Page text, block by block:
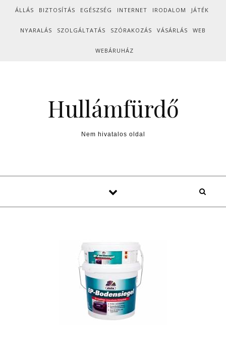
Skip to content
ÁLLÁS BIZTOSÍTÁS EGÉSZSÉG INTERNET IRODALOM JÁTÉK
NYARALÁS SZOLGÁLTATÁS SZÓRAKOZÁS VÁSÁRLÁS WEB
WEBÁRUHÁZ
Hullámfürdő
Nem hivatalos oldal